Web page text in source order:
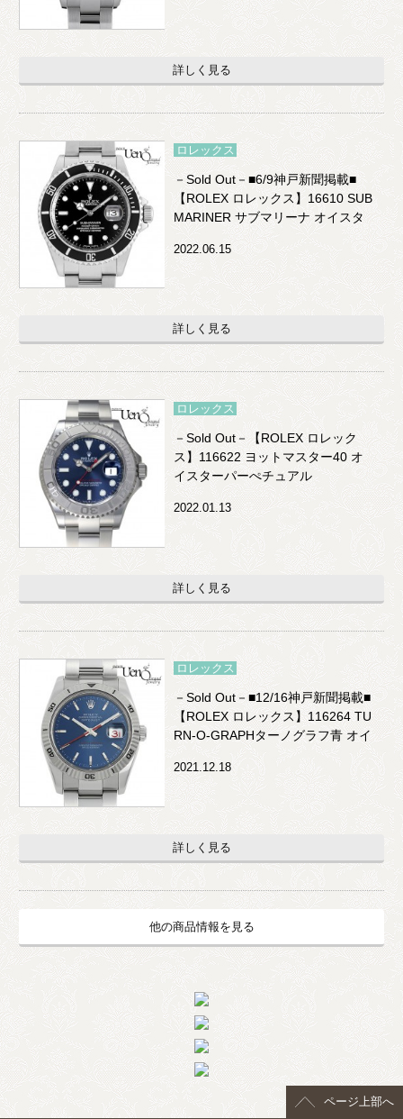
詳しく見る
ロレックス
－Sold Out－■6/9神戸新聞掲載■
【ROLEX ロレックス】16610 SUB
MARINER サブマリーナ オイスタ
ーパーぺチュアル デイト
2022.06.15
詳しく見る
ロレックス
－Sold Out－【ROLEX ロレック
ス】116622 ヨットマスター40 オ
イスターパーぺチュアル
2022.01.13
詳しく見る
ロレックス
－Sold Out－■12/16神戸新聞掲載■
【ROLEX ロレックス】116264 TU
RN-O-GRAPHターノグラフ青 オイ
スターパーぺチュアル デイトジャ
スト
2021.12.18
詳しく見る
他の商品情報を見る
ページ上部へ